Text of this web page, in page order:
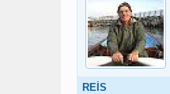
REİS